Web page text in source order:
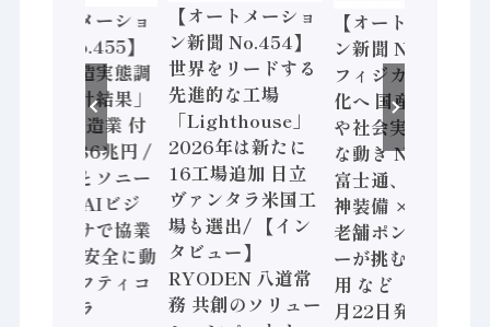
【オートメーショ
ン新聞 No.455】
「経済構造実態調
査二次集計結果」
2024年製造業 付
加価値額86兆円 /
三菱電機とソニー
セミコン AIビジ
ョンセンサで協業
/ IDEC、安全に動
かすセーフティコ
ントローラ
【オートメーショ
ン新聞 No.454】
世界をリードする
先進的な工場
「Lighthouse」
2026年は新たに
16工場追加 日立
ヴァンタラ米国工
場も選出/ 【イン
タビュー】
RYODEN 八道常
務 共創のソリュー
【オートメーショ
ン新聞 No.453】
フィジカルAI本格
化へ 国産AI開発
や社会実装に活発
な動き Noetra、
富士通、日立 / 兵
神装備 × HMS、
老舗ポンプメーカ
ーが挑むデータ活
用 など（2026年7
月22日発行）